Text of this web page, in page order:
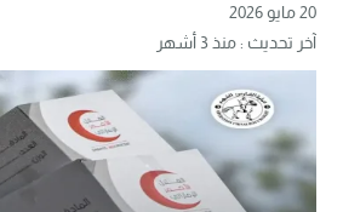
20 مايو 2026
آخر تحديث :منذ 3 أشهر